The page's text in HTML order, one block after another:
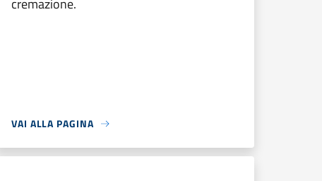
cremazione.
VAI ALLA PAGINA